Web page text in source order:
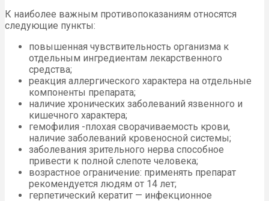
К наиболее важным противопоказаниям относятся
следующие пункты:
повышенная чувствительность организма к
отдельным ингредиентам лекарственного
средства;
реакция аллергического характера на отдельные
компоненты препарата;
наличие хронических заболеваний язвенного и
кишечного характера;
гемофилия -плохая сворачиваемость крови,
наличие заболеваний кровеносной системы;
заболевания зрительного нерва способное
привести к полной слепоте человека;
возрастное ограничение: применять препарат
рекомендуется людям от 14 лет;
герпетический кератит — инфекционное